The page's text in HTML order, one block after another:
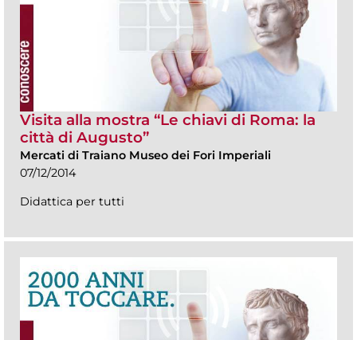
Visita alla mostra “Le chiavi di Roma: la
città di Augusto”
Mercati di Traiano Museo dei Fori Imperiali
07/12/2014
Didattica per tutti